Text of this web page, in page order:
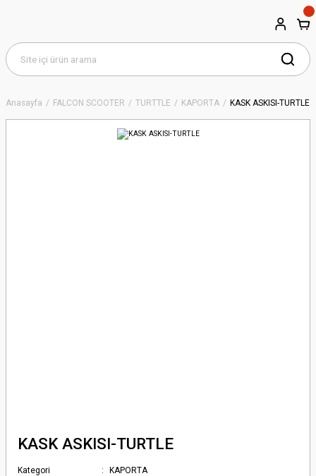
Anasayfa FALCON SCOOTER TURTTLE KAPORTA KASK ASKISI-TURTLE
KASK ASKISI-TURTLE
Kategori
KAPORTA